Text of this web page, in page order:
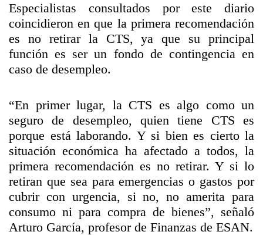
Especialistas consultados por este diario
coincidieron en que la primera recomendación
es no retirar la CTS, ya que su principal
función es ser un fondo de contingencia en
caso de desempleo.
“En primer lugar, la CTS es algo como un
seguro de desempleo, quien tiene CTS es
porque está laborando. Y si bien es cierto la
situación económica ha afectado a todos, la
primera recomendación es no retirar. Y si lo
retiran que sea para emergencias o gastos por
cubrir con urgencia, si no, no amerita para
consumo ni para compra de bienes”, señaló
Arturo García, profesor de Finanzas de ESAN.